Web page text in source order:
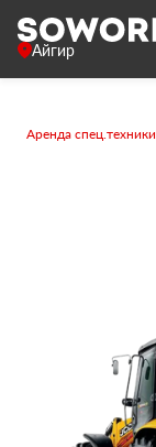
Айгир
Аренда спец.техники